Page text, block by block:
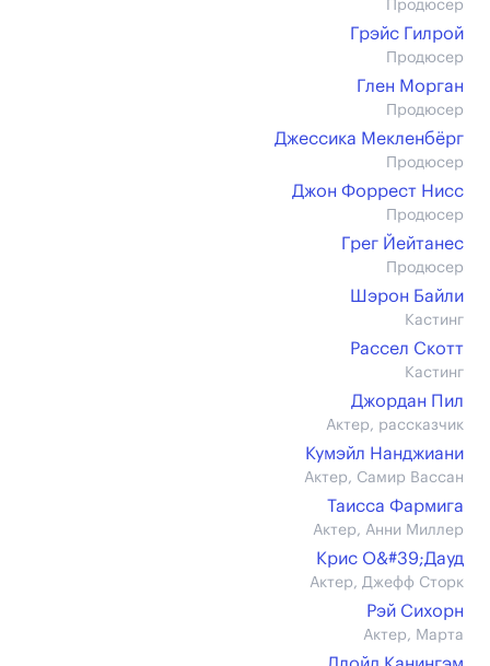
Продюсер
Грэйс Гилрой
Продюсер
Глен Морган
Продюсер
Джессика Мекленбёрг
Продюсер
Джон Форрест Нисс
Продюсер
Грег Йейтанес
Продюсер
Шэрон Байли
Кастинг
Рассел Скотт
Кастинг
Джордан Пил
Актер, рассказчик
Кумэйл Нанджиани
Актер, Самир Вассан
Таисса Фармига
Актер, Анни Миллер
Крис О&#39;Дауд
Актер, Джефф Сторк
Рэй Сихорн
Актер, Марта